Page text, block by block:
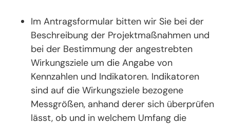
Im Antragsformular bitten wir Sie bei der
Beschreibung der Projektmaßnahmen und
bei der Bestimmung der angestrebten
Wirkungsziele um die Angabe von
Kennzahlen und Indikatoren. Indikatoren
sind auf die Wirkungsziele bezogene
Messgrößen, anhand derer sich überprüfen
lässt, ob und in welchem Umfang die